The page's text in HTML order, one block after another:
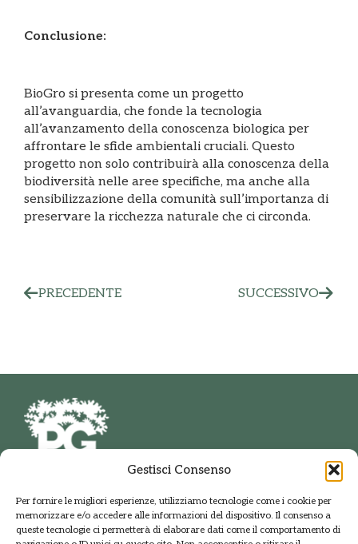
Gestisci Consenso
Per fornire le migliori esperienze, utilizziamo tecnologie come i cookie per
memorizzare e/o accedere alle informazioni del dispositivo. Il consenso a
queste tecnologie ci permetterà di elaborare dati come il comportamento di
Conclusione:
BioGro si presenta come un progetto
all’avanguardia, che fonde la tecnologia
all’avanzamento della conoscenza biologica per
affrontare le sfide ambientali cruciali. Questo
progetto non solo contribuirà alla conoscenza della
biodiversità nelle aree specifiche, ma anche alla
sensibilizzazione della comunità sull’importanza di
preservare la ricchezza naturale che ci circonda.
PRECEDENTE SUCCESSIVO
PARCO DELLE GROANE
E DELLA BRUGHIERA BRIANTEA
Via della Polveriera, 2
20033 Solaro Milano